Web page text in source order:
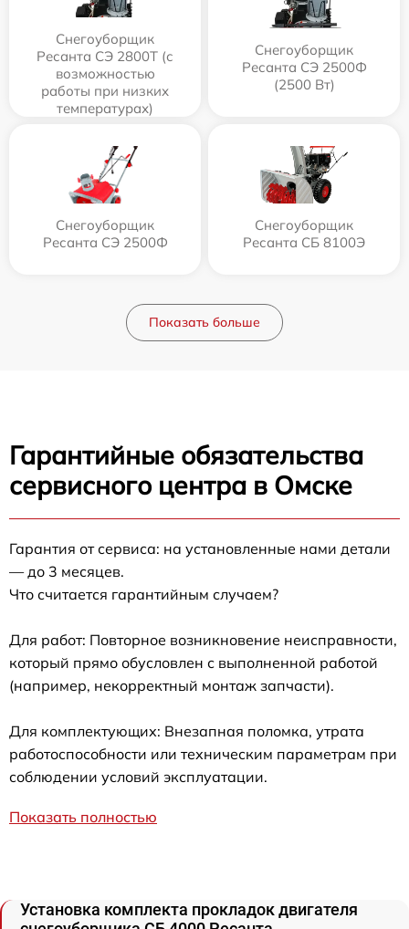
Снегоуборщик
Ресанта СЭ 2800Т (с
возможностью
работы при низких
температурах)
Снегоуборщик
Ресанта СЭ 2500Ф
(2500 Вт)
Снегоуборщик
Ресанта СЭ 2500Ф
Снегоуборщик
Ресанта СБ 8100Э
Показать больше
Гарантийные обязательства
сервисного центра в Омске
Гарантия от сервиса: на установленные нами детали
— до 3 месяцев.
Что считается гарантийным случаем?
Для работ: Повторное возникновение неисправности,
который прямо обусловлен с выполненной работой
(например, некорректный монтаж запчасти).
Для комплектующих: Внезапная поломка, утрата
работоспособности или техническим параметрам при
соблюдении условий эксплуатации.
Показать полностью
Установка комплекта прокладок двигателя